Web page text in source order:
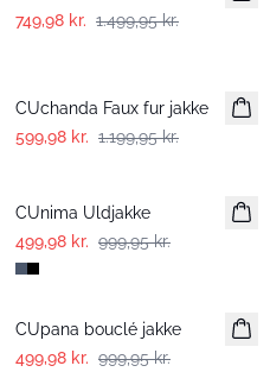
749,98 kr. 1.499,95 kr.
CUchanda Faux fur jakke
599,98 kr. 1.199,95 kr.
CUnima Uldjakke
499,98 kr. 999,95 kr.
-50%
CUpana bouclé jakke
499,98 kr. 999,95 kr.